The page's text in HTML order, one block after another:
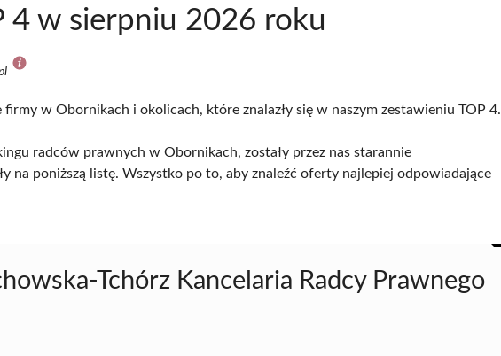
4 w sierpniu 2026 roku
firmy w Obornikach i okolicach, które znalazły się w naszym zestawieniu TOP 4.
radców prawnych w Obornikach, zostały przez nas starannie
na poniższą listę. Wszystko po to, aby znaleźć oferty najlepiej odpowiadające
Tchórz Kancelaria Radcy Prawnego